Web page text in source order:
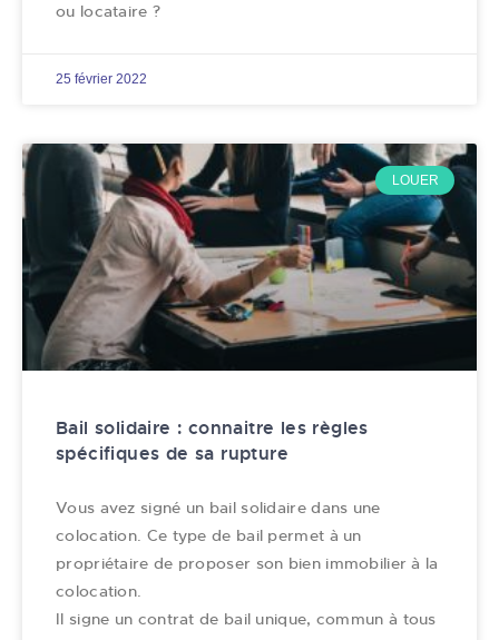
ou locataire ?
25 février 2022
LOUER
Bail solidaire : connaitre les règles
spécifiques de sa rupture
Vous avez signé un bail solidaire dans une
colocation. Ce type de bail permet à un
propriétaire de proposer son bien immobilier à la
colocation.
Il signe un contrat de bail unique, commun à tous